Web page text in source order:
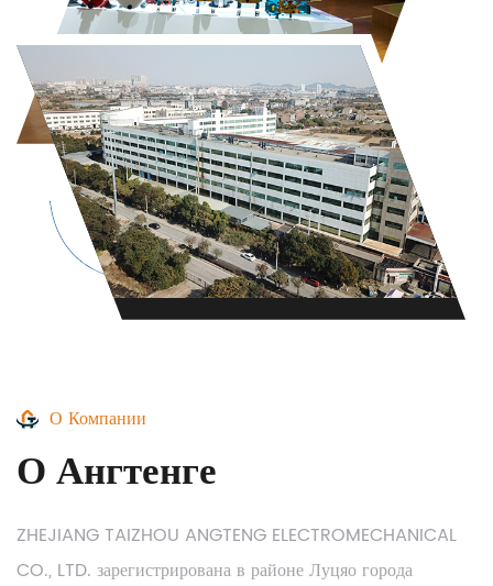
О Компании
О Ангтенге
ZHEJIANG TAIZHOU ANGTENG ELECTROMECHANICAL
CO., LTD. зарегистрирована в районе Луцяо города